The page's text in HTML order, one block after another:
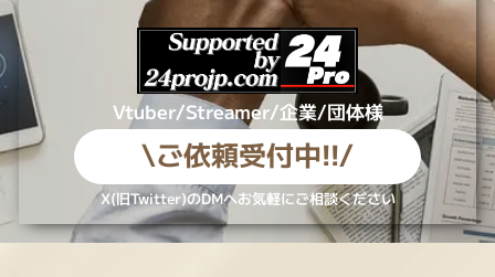
Vtuber/Streamer/企業/団体様
\ご依頼受付中!!/
X(旧Twitter)のDMへお気軽にご相談ください